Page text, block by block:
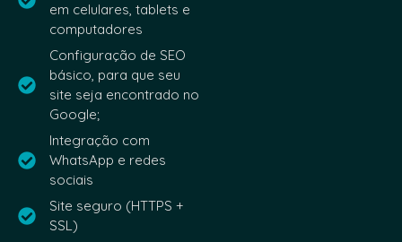
em celulares, tablets e
computadores
Configuração de SEO
básico, para que seu
site seja encontrado no
Google;
Integração com
WhatsApp e redes
sociais
Site seguro (HTTPS +
SSL)